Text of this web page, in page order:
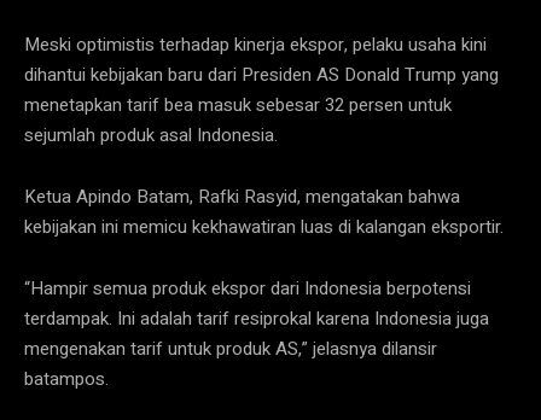
Meski optimistis terhadap kinerja ekspor, pelaku usaha kini
dihantui kebijakan baru dari Presiden AS Donald Trump yang
menetapkan tarif bea masuk sebesar 32 persen untuk
sejumlah produk asal Indonesia.
Ketua Apindo Batam, Rafki Rasyid, mengatakan bahwa
kebijakan ini memicu kekhawatiran luas di kalangan eksportir.
“Hampir semua produk ekspor dari Indonesia berpotensi
terdampak. Ini adalah tarif resiprokal karena Indonesia juga
mengenakan tarif untuk produk AS,” jelasnya dilansir
batampos.